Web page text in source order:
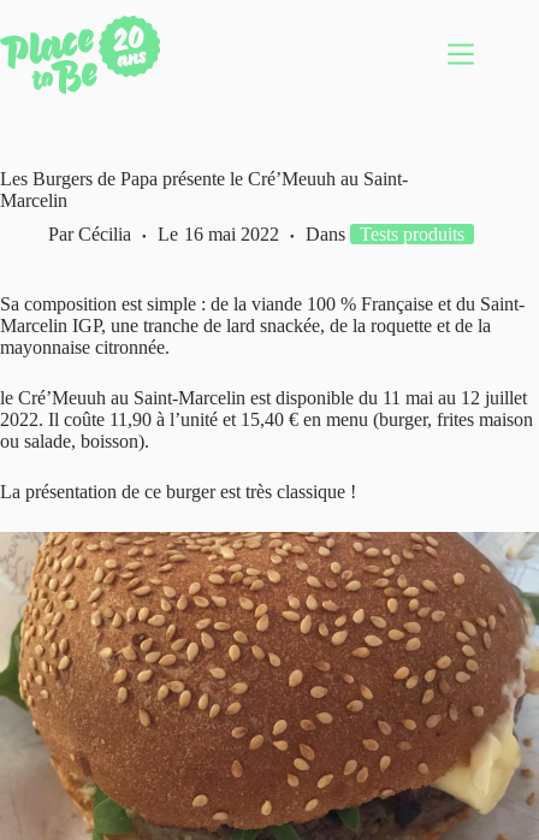
au
contenu
Les Burgers de Papa présente le Cré’Meuuh au Saint-
Marcelin
Par Cécilia Le 16 mai 2022 Dans Tests produits
Sa composition est simple : de la viande 100 % Française et du Saint-
Marcelin IGP, une tranche de lard snackée, de la roquette et de la
mayonnaise citronnée.
le Cré’Meuuh au Saint-Marcelin est disponible du 11 mai au 12 juillet
2022. Il coûte 11,90 à l’unité et 15,40 € en menu (burger, frites maison
ou salade, boisson).
La présentation de ce burger est très classique !